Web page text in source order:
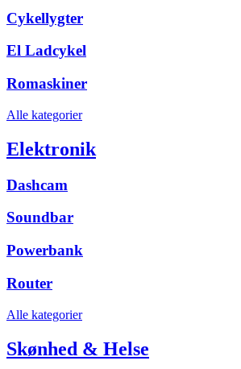
Cykellygter
El Ladcykel
Romaskiner
Alle kategorier
Elektronik
Dashcam
Soundbar
Powerbank
Router
Alle kategorier
Skønhed & Helse